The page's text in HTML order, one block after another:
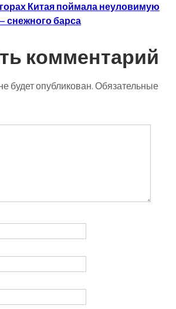
Китая поймала неуловимую
снежного барса
комментарий
будет опубликован.Обязательные